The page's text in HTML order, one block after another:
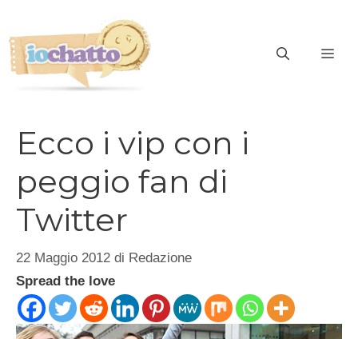
contenuto
Ecco i vip con i
peggio fan di
Twitter
22 Maggio 2012 di Redazione
Spread the love